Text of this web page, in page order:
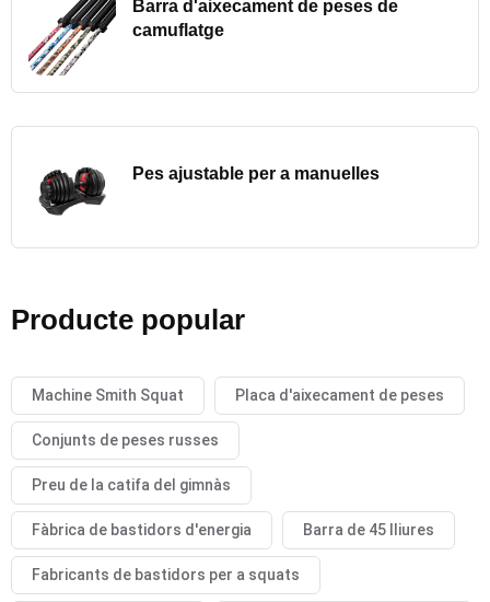
Barra d'aixecament de peses de
camuflatge
Pes ajustable per a manuelles
Producte popular
Machine Smith Squat Placa d'aixecament de peses
Conjunts de peses russes
Preu de la catifa del gimnàs
Fàbrica de bastidors d'energia Barra de 45 lliures
Fabricants de bastidors per a squats